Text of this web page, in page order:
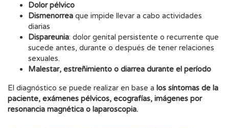
Dolor pélvico
Dismenorrea que impide llevar a cabo actividades
diarias
Dispareunia: dolor genital persistente o recurrente que
sucede antes, durante o después de tener relaciones
sexuales.
Malestar, estreñimiento o diarrea durante el período
El diagnóstico se puede realizar en base a los síntomas de la
paciente, exámenes pélvicos, ecografías, imágenes por
resonancia magnética o laparoscopia.